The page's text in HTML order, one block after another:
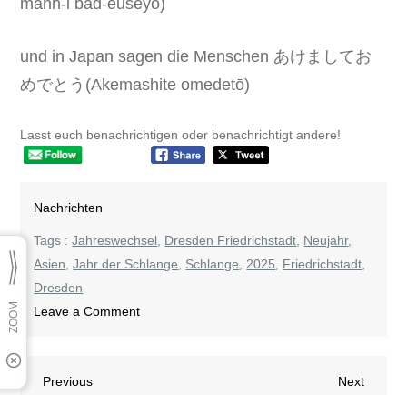
und in Japan sagen die Menschen あけましてお
めでとう(Akemashite omedetō)
Lasst euch benachrichtigen oder benachrichtigt andere!
Nachrichten
Tags :Jahreswechsel, Dresden Friedrichstadt, Neujahr,
Asien,Jahr der Schlange, Schlange,2025, Friedrichstadt,
Dresden
Leave a Commenton
Previous
Previous
Next
Next